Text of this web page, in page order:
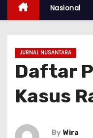
t
Nasional
JURNAL NUSANTARA
Daftar
Kasus
By Wira